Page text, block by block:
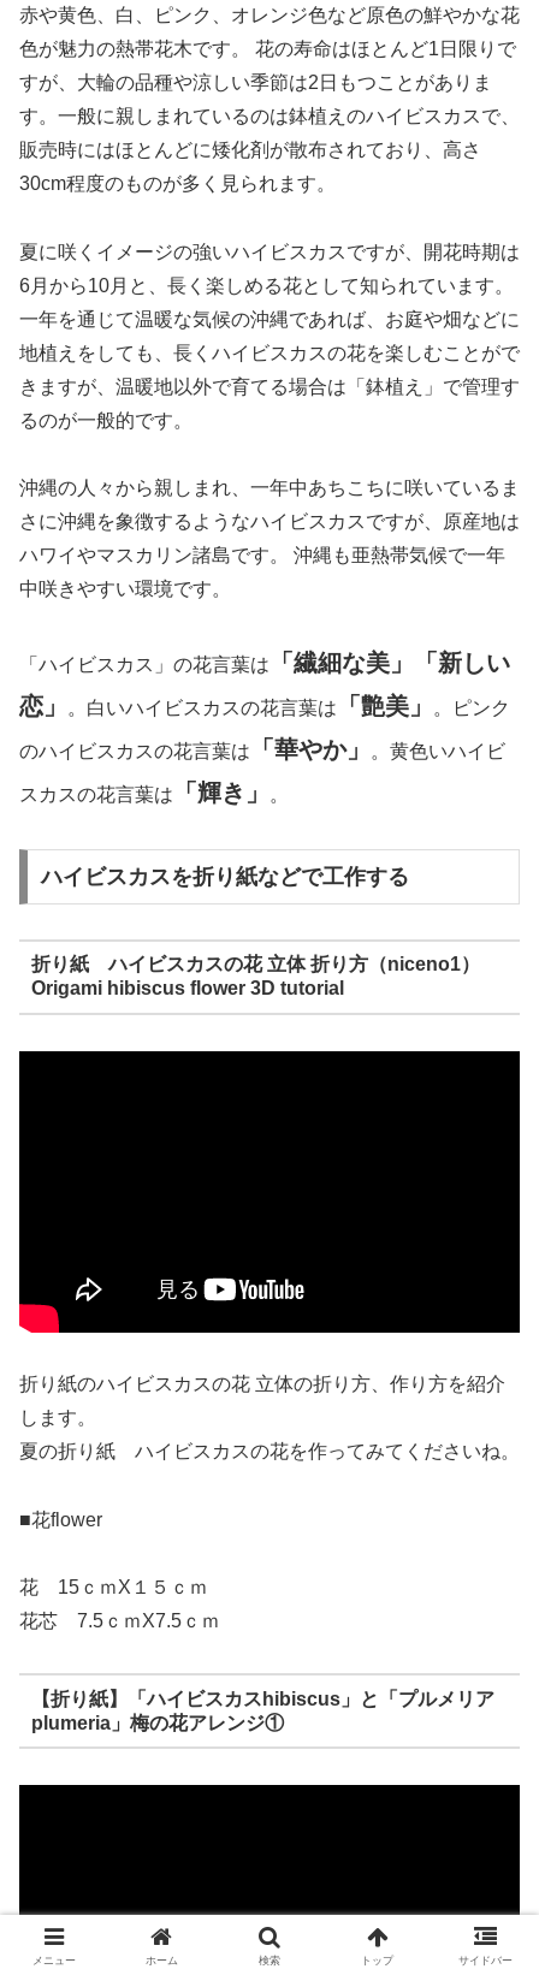
赤や黄色、白、ピンク、オレンジ色など原色の鮮やかな花
色が魅力の熱帯花木です。 花の寿命はほとんど1日限りで
すが、大輪の品種や涼しい季節は2日もつことがありま
す。一般に親しまれているのは鉢植えのハイビスカスで、
販売時にはほとんどに矮化剤が散布されており、高さ
30cm程度のものが多く見られます。
夏に咲くイメージの強いハイビスカスですが、開花時期は
6月から10月と、長く楽しめる花として知られています。
一年を通じて温暖な気候の沖縄であれば、お庭や畑などに
地植えをしても、長くハイビスカスの花を楽しむことがで
きますが、温暖地以外で育てる場合は「鉢植え」で管理す
るのが一般的です。
沖縄の人々から親しまれ、一年中あちこちに咲いているま
さに沖縄を象徴するようなハイビスカスですが、原産地は
ハワイやマスカリン諸島です。 沖縄も亜熱帯気候で一年
中咲きやすい環境です。
「ハイビスカス」の花言葉は
「繊細な美」「新しい
恋」
。白いハイビスカスの花言葉は 「艶美」 。ピンク
のハイビスカスの花言葉は 「華やか」 。黄色いハイビ
スカスの花言葉は 「輝き」 。
ハイビスカスを折り紙などで工作する
折り紙 ハイビスカスの花 立体 折り方（niceno1）
Origami hibiscus flower 3D tutorial
折り紙のハイビスカスの花 立体の折り方、作り方を紹介
します。
夏の折り紙 ハイビスカスの花を作ってみてくださいね。
■花flower
花 15ｃｍX１５ｃｍ
花芯 7.5ｃｍX7.5ｃｍ
【折り紙】「ハイビスカスhibiscus」と「プルメリア
plumeria」梅の花アレンジ①
メニュー ホーム 検索 トップ サイドバー